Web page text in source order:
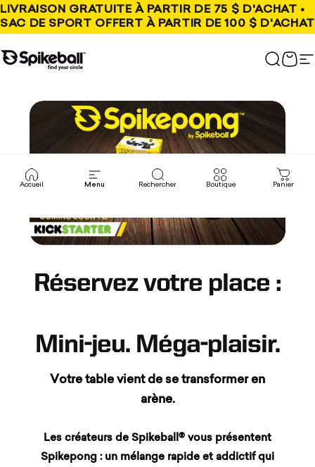
Aller au contenu
LIVRAISON GRATUITE À PARTIR DE 75 $ D'ACHAT •
SAC DE SPORT OFFERT À PARTIR DE 100 $ D'ACHAT
Boutique Spikeball
Accueil Menu Rechercher Boutique Panier
Réservez votre place :
Mini-jeu. Méga-plaisir.
Votre table vient de se transformer en
arène.
Les créateurs de Spikeball® vous présentent
Spikepong : un mélange rapide et addictif qui